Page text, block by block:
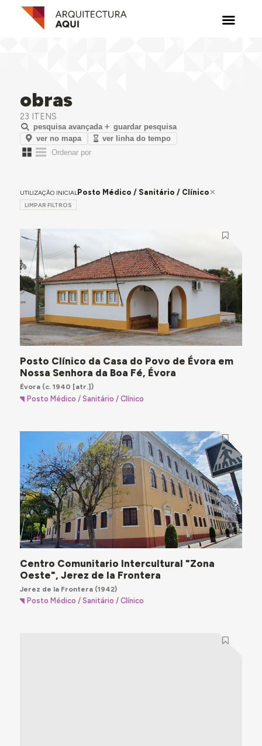
obras
23 ITENS
pesquisa avançada
guardar pesquisa
ver no mapa
ver linha do tempo
UTILIZAÇÃO INICIALPosto Médico / Sanitário / Clínico
LIMPAR FILTROS
Posto Clínico da Casa do Povo de Évora em
Nossa Senhora da Boa Fé, Évora
Évora(c. 1940 [atr.])
Posto Médico / Sanitário / Clínico
Centro Comunitario Intercultural "Zona
Oeste", Jerez de la Frontera
Jerez de la Frontera(1942)
Posto Médico / Sanitário / Clínico